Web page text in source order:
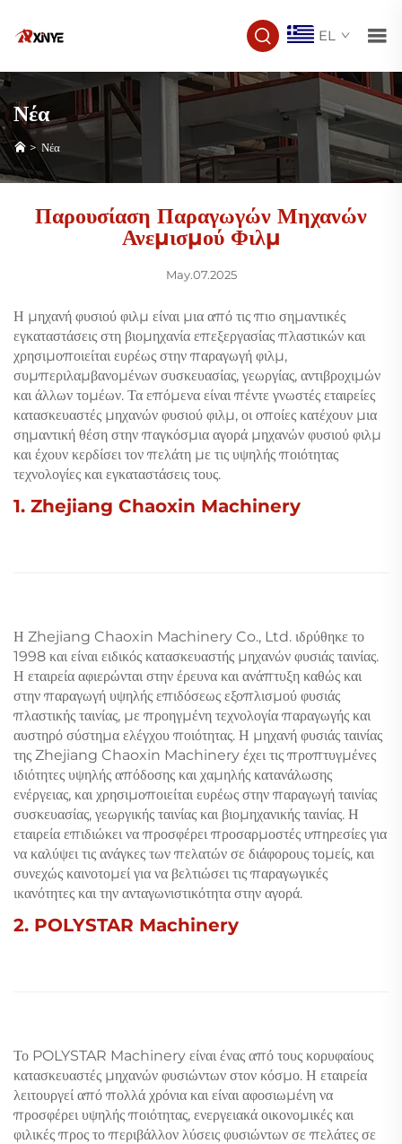
EL
Νέα
>Νέα
Παρουσίαση Παραγωγών Μηχανών
Ανεμισμού Φιλμ
May.07.2025
Η μηχανή φυσιού φιλμ είναι μια από τις πιο σημαντικές
εγκαταστάσεις στη βιομηχανία επεξεργασίας πλαστικών και
χρησιμοποιείται ευρέως στην παραγωγή φιλμ,
συμπεριλαμβανομένων συσκευασίας, γεωργίας, αντιβροχιμών
και άλλων τομέων. Τα επόμενα είναι πέντε γνωστές εταιρείες
κατασκευαστές μηχανών φυσιού φιλμ, οι οποίες κατέχουν μια
σημαντική θέση στην παγκόσμια αγορά μηχανών φυσιού φιλμ
και έχουν κερδίσει τον πελάτη με τις υψηλής ποιότητας
τεχνολογίες και εγκαταστάσεις τους.
1. Zhejiang Chaoxin Machinery
Η Zhejiang Chaoxin Machinery Co., Ltd. ιδρύθηκε το
1998 και είναι ειδικός κατασκευαστής μηχανών φυσιάς ταινίας.
Η εταιρεία αφιερώνται στην έρευνα και ανάπτυξη καθώς και
στην παραγωγή υψηλής επιδόσεως εξοπλισμού φυσιάς
πλαστικής ταινίας, με προηγμένη τεχνολογία παραγωγής και
αυστηρό σύστημα ελέγχου ποιότητας. Η μηχανή φυσιάς ταινίας
της Zhejiang Chaoxin Machinery έχει τις προπτυγμένες
ιδιότητες υψηλής απόδοσης και χαμηλής κατανάλωσης
ενέργειας, και χρησιμοποιείται ευρέως στην παραγωγή ταινίας
συσκευασίας, γεωργικής ταινίας και βιομηχανικής ταινίας. Η
εταιρεία επιδιώκει να προσφέρει προσαρμοστές υπηρεσίες για
να καλύψει τις ανάγκες των πελατών σε διάφορους τομείς, και
συνεχώς καινοτομεί για να βελτιώσει τις παραγωγικές
ικανότητες και την ανταγωνιστικότητα στην αγορά.
2. POLYSTAR Machinery
Το POLYSTAR Machinery είναι ένας από τους κορυφαίους
κατασκευαστές μηχανών φυσιώντων στον κόσμο. Η εταιρεία
λειτουργεί από πολλά χρόνια και είναι αφοσιωμένη να
προσφέρει υψηλής ποιότητας, ενεργειακά οικονομικές και
φιλικές προς το περιβάλλον λύσεις φυσιώντων σε πελάτες σε